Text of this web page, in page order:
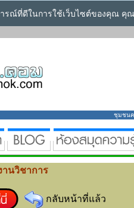
รณ์ที่ดีในการใช้เว็บไซต์ของคุณ คุณ
ชุมชนค
านวิชาการ
กลับหน้าที่แล้ว